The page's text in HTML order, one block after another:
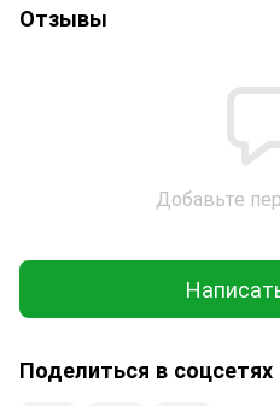
Отзывы
Добавьте
Поделиться в соцсетях